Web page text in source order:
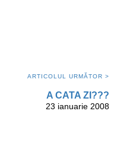
ARTICOLUL URMĂTOR >
A CATA ZI???
23 ianuarie 2008